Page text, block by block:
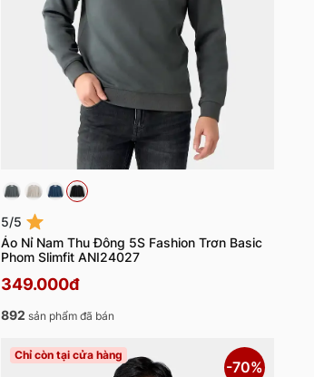
5/5
Áo Nỉ Nam Thu Đông 5S Fashion Trơn Basic
Phom Slimfit ANI24027
349.000đ
892 sản phẩm đã bán
Chỉ còn tại cửa hàng
-70%